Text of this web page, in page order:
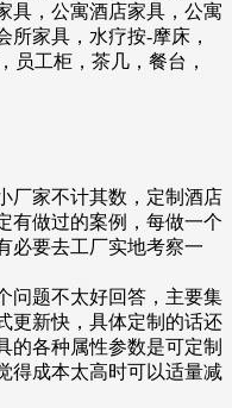
具，公寓酒店家具，公寓
所家具，水疗按-摩床，
员工柜，茶几，餐台，
厂家不计其数，定制酒店
有做过的案例，每做一个
必要去工厂实地考察一
问题不太好回答，主要集
更新快，具体定制的话还
的各种属性参数是可定制
得成本太高时可以适量减